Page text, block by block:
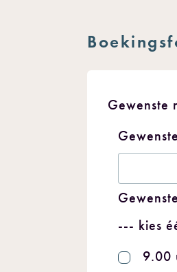
Gewenste
--- kies
9.00